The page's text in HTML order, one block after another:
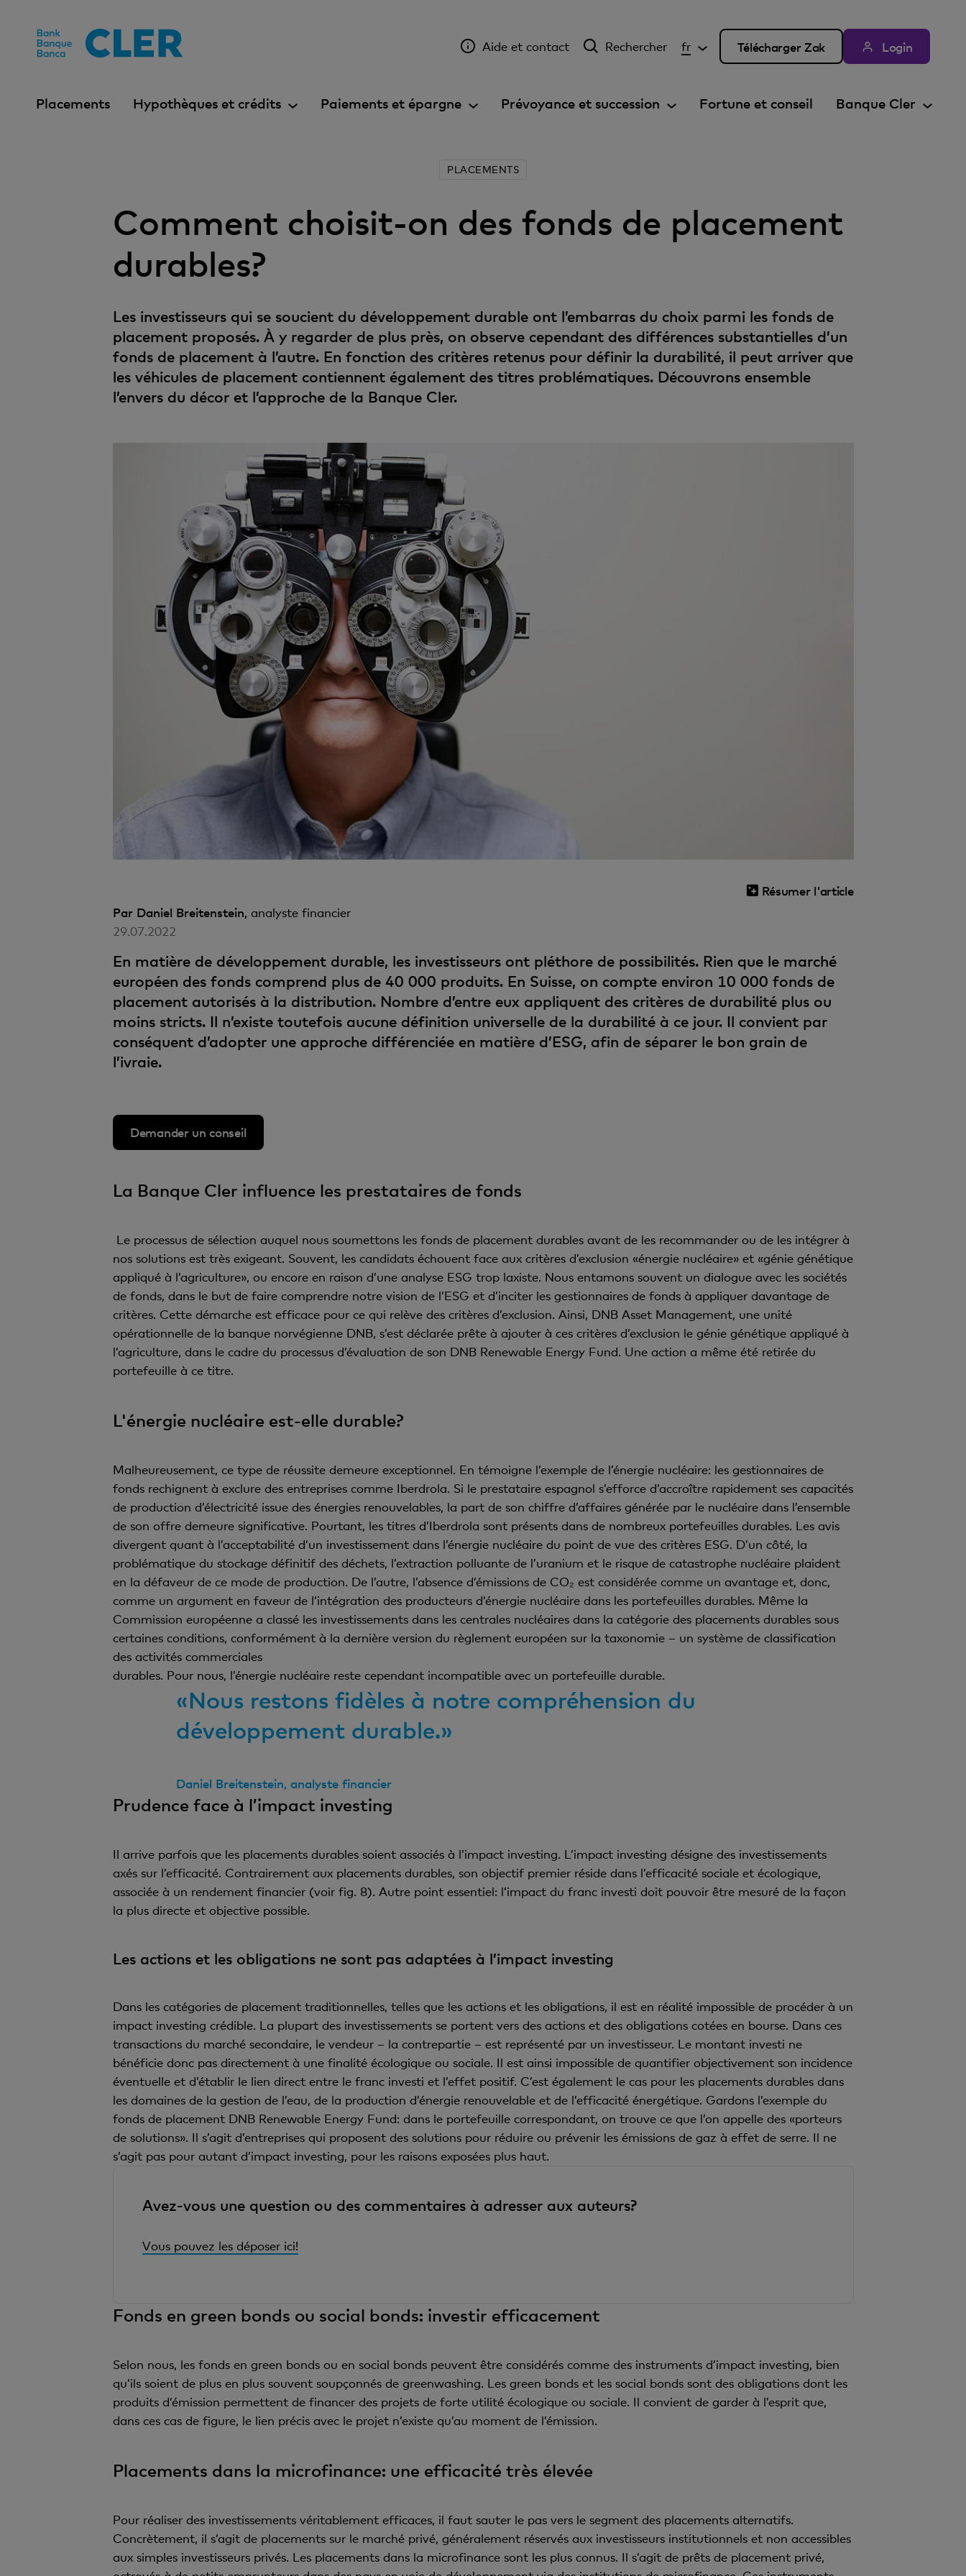
Aide et contact Rechercher fr Télécharger Zak Login
Placements Hypothèques et crédits Paiements et épargne Prévoyance et succession Fortune et conseil Banque Cler
PLACEMENTS
Comment choisit-on des fonds de placement
durables?
Les investisseurs qui se soucient du développement durable ont l’embarras du choix parmi les fonds de
placement proposés. À y regarder de plus près, on observe cependant des différences substantielles d’un
fonds de placement à l’autre. En fonction des critères retenus pour définir la durabilité, il peut arriver que
les véhicules de placement contiennent également des titres problématiques. Découvrons ensemble
l’envers du décor et l’approche de la Banque Cler.
Résumer l'article
Par Daniel Breitenstein, analyste financier
29.07.2022
En matière de développement durable, les investisseurs ont pléthore de possibilités. Rien que le marché
européen des fonds comprend plus de 40 000 produits. En Suisse, on compte environ 10 000 fonds de
placement autorisés à la distribution. Nombre d’entre eux appliquent des critères de durabilité plus ou
moins stricts. Il n’existe toutefois aucune définition universelle de la durabilité à ce jour. Il convient par
conséquent d’adopter une approche différenciée en matière d’ESG, afin de séparer le bon grain de
l’ivraie.
Demander un conseil
La Banque Cler influence les prestataires de fonds
Le processus de sélection auquel nous soumettons les fonds de placement durables avant de les recommander ou de les intégrer à
nos solutions est très exigeant. Souvent, les candidats échouent face aux critères d’exclusion «énergie nucléaire» et «génie génétique
appliqué à l’agriculture», ou encore en raison d’une analyse ESG trop laxiste. Nous entamons souvent un dialogue avec les sociétés
de fonds, dans le but de faire comprendre notre vision de l’ESG et d’inciter les gestionnaires de fonds à appliquer davantage de
critères. Cette démarche est efficace pour ce qui relève des critères d’exclusion. Ainsi, DNB Asset Management, une unité
opérationnelle de la banque norvégienne DNB, s’est déclarée prête à ajouter à ces critères d’exclusion le génie génétique appliqué à
l’agriculture, dans le cadre du processus d’évaluation de son DNB Renewable Energy Fund. Une action a même été retirée du
portefeuille à ce titre.
L'énergie nucléaire est-elle durable?
Malheureusement, ce type de réussite demeure exceptionnel. En témoigne l’exemple de l’énergie nucléaire: les gestionnaires de
fonds rechignent à exclure des entreprises comme Iberdrola. Si le prestataire espagnol s’efforce d’accroître rapidement ses capacités
de production d’électricité issue des énergies renouvelables, la part de son chiffre d’affaires générée par le nucléaire dans l’ensemble
de son offre demeure significative. Pourtant, les titres d’Iberdrola sont présents dans de nombreux portefeuilles durables. Les avis
divergent quant à l’acceptabilité d’un investissement dans l’énergie nucléaire du point de vue des critères ESG. D’un côté, la
problématique du stockage définitif des déchets, l’extraction polluante de l’uranium et le risque de catastrophe nucléaire plaident
en la défaveur de ce mode de production. De l’autre, l’absence d’émissions de CO₂ est considérée comme un avantage et, donc,
comme un argument en faveur de l’intégration des producteurs d’énergie nucléaire dans les portefeuilles durables. Même la
Commission européenne a classé les investissements dans les centrales nucléaires dans la catégorie des placements durables sous
certaines conditions, conformément à la dernière version du règlement européen sur la taxonomie – un système de classification
des activités commerciales
durables. Pour nous, l’énergie nucléaire reste cependant incompatible avec un portefeuille durable.
«Nous restons fidèles à notre compréhension du
développement durable.»
Daniel Breitenstein, analyste financier
Prudence face à l’impact investing
Il arrive parfois que les placements durables soient associés à l’impact investing. L’impact investing désigne des investissements
axés sur l’efficacité. Contrairement aux placements durables, son objectif premier réside dans l’efficacité sociale et écologique,
associée à un rendement financier (voir fig. 8). Autre point essentiel: l’impact du franc investi doit pouvoir être mesuré de la façon
la plus directe et objective possible.
Les actions et les obligations ne sont pas adaptées à l’impact investing
Dans les catégories de placement traditionnelles, telles que les actions et les obligations, il est en réalité impossible de procéder à un
impact investing crédible. La plupart des investissements se portent vers des actions et des obligations cotées en bourse. Dans ces
transactions du marché secondaire, le vendeur – la contrepartie – est représenté par un investisseur. Le montant investi ne
bénéficie donc pas directement à une finalité écologique ou sociale. Il est ainsi impossible de quantifier objectivement son incidence
éventuelle et d’établir le lien direct entre le franc investi et l’effet positif. C’est également le cas pour les placements durables dans
les domaines de la gestion de l’eau, de la production d’énergie renouvelable et de l’efficacité énergétique. Gardons l’exemple du
fonds de placement DNB Renewable Energy Fund: dans le portefeuille correspondant, on trouve ce que l’on appelle des «porteurs
de solutions». Il s’agit d’entreprises qui proposent des solutions pour réduire ou prévenir les émissions de gaz à effet de serre. Il ne
s’agit pas pour autant d’impact investing, pour les raisons exposées plus haut.
Avez-vous une question ou des commentaires à adresser aux auteurs?
Vous pouvez les déposer ici!
Fonds en green bonds ou social bonds: investir efficacement
Selon nous, les fonds en green bonds ou en social bonds peuvent être considérés comme des instruments d’impact investing, bien
qu’ils soient de plus en plus souvent soupçonnés de greenwashing. Les green bonds et les social bonds sont des obligations dont les
produits d’émission permettent de financer des projets de forte utilité écologique ou sociale. Il convient de garder à l’esprit que,
dans ces cas de figure, le lien précis avec le projet n’existe qu’au moment de l’émission.
Placements dans la microfinance: une efficacité très élevée
Pour réaliser des investissements véritablement efficaces, il faut sauter le pas vers le segment des placements alternatifs.
Concrètement, il s’agit de placements sur le marché privé, généralement réservés aux investisseurs institutionnels et non accessibles
aux simples investisseurs privés. Les placements dans la microfinance sont les plus connus. Il s’agit de prêts de placement privé,